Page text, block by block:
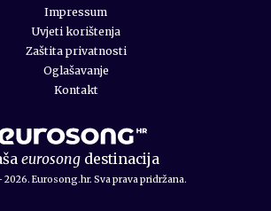
eurosongdestinacija
Eurosong.hr. Sva prava pridržana.
Impressum
Uvjeti korištenja
Zaštita privatnosti
Oglašavanje
Kontakt